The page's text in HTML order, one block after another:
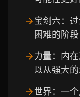
宝剑六：
困难的阶段
力量：内
以从强大
世界：一